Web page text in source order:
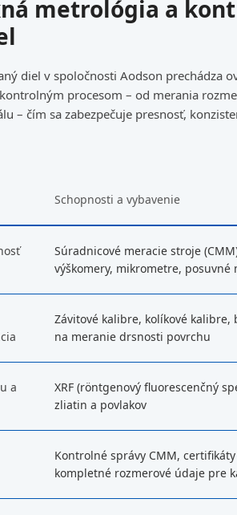
metrológia a
diel v spoločnosti Aodson prechádza
procesom – od merania
– čím sa zabezpečuje presnosť,
Schopnosti a vybavenie
Súradnicové meracie stroje
výškomery, mikrometre, posuvné
Závitové kalibre, kolíkové
na meranie drsnosti povrchu
a
XRF (röntgenový fluorescenčný
zliatin a povlakov
Kontrolné správy CMM,
kompletné rozmerové údaje pre